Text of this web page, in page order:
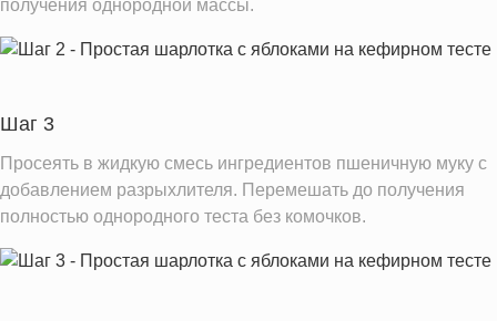
получения однородной массы.
Шаг 3
Просеять в жидкую смесь ингредиентов пшеничную муку с
добавлением разрыхлителя. Перемешать до получения
полностью однородного теста без комочков.